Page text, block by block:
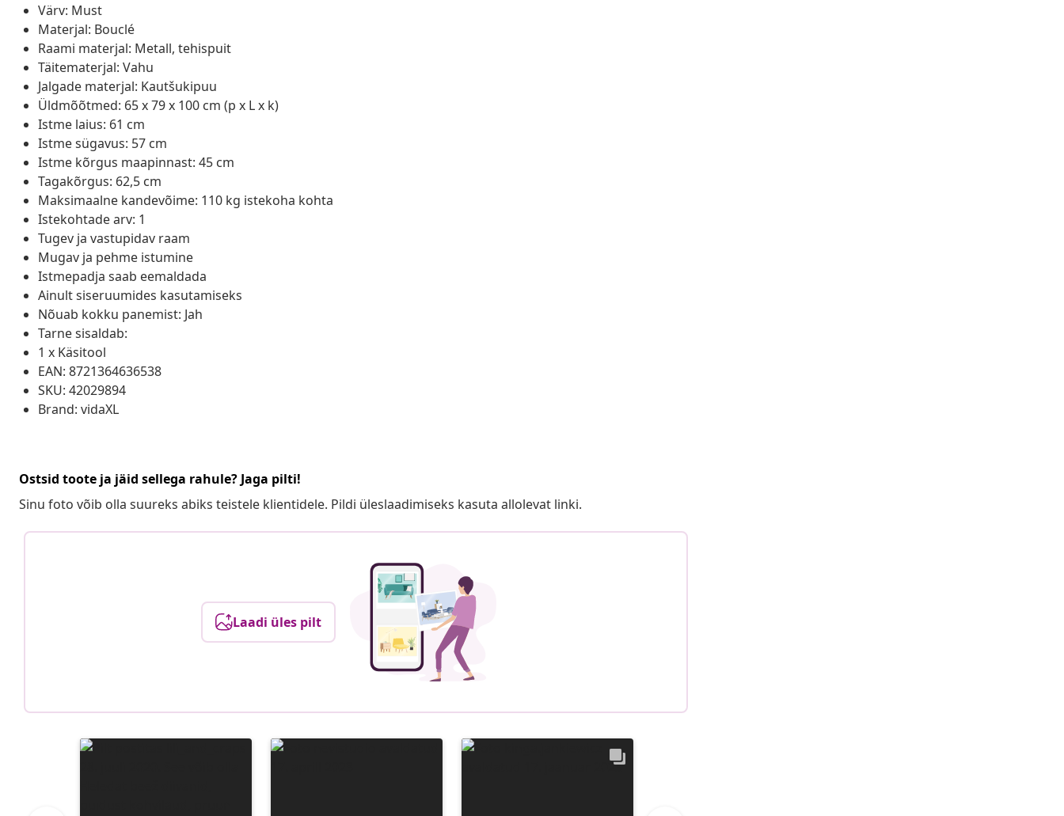
Värv: Must
Materjal: Bouclé
Raami materjal: Metall, tehispuit
Täitematerjal: Vahu
Jalgade materjal: Kautšukipuu
Üldmõõtmed: 65 x 79 x 100 cm (p x L x k)
Istme laius: 61 cm
Istme sügavus: 57 cm
Istme kõrgus maapinnast: 45 cm
Tagakõrgus: 62,5 cm
Maksimaalne kandevõime: 110 kg istekoha kohta
Istekohtade arv: 1
Tugev ja vastupidav raam
Mugav ja pehme istumine
Istmepadja saab eemaldada
Ainult siseruumides kasutamiseks
Nõuab kokku panemist: Jah
Tarne sisaldab:
1 x Käsitool
EAN: 8721364636538
SKU: 42029894
Brand: vidaXL
Ostsid toote ja jäid sellega rahule? Jaga pilti!
Sinu foto võib olla suureks abiks teistele klientidele. Pildi üleslaadimiseks kasuta allolevat linki.
Laadi üles pilt